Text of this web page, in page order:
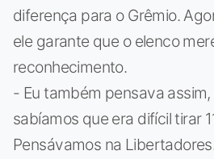
diferença para o Grêmio.
ele garante que o elenco
reconhecimento.
- Eu também pensava
sabíamos que era difícil tirar
Pensávamos na